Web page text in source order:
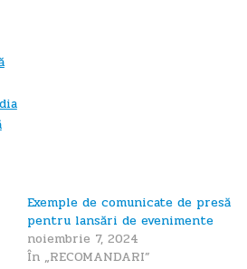
Exemple de comunicate de presă
pentru lansări de evenimente
noiembrie 7, 2024
În „RECOMANDARI”